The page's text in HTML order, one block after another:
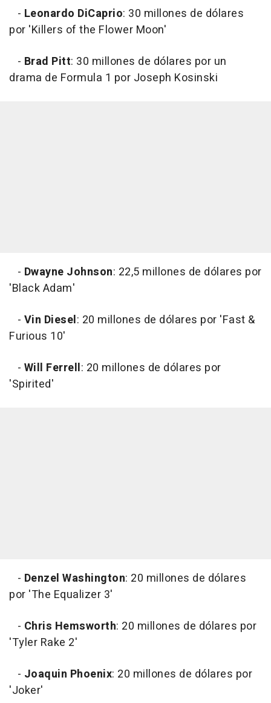
- Leonardo DiCaprio: 30 millones de dólares
por 'Killers of the Flower Moon'
- Brad Pitt: 30 millones de dólares por un
drama de Formula 1 por Joseph Kosinski
- Dwayne Johnson: 22,5 millones de dólares por
'Black Adam'
- Vin Diesel: 20 millones de dólares por 'Fast &
Furious 10'
- Will Ferrell: 20 millones de dólares por
'Spirited'
- Denzel Washington: 20 millones de dólares
por 'The Equalizer 3'
- Chris Hemsworth: 20 millones de dólares por
'Tyler Rake 2'
- Joaquin Phoenix: 20 millones de dólares por
'Joker'